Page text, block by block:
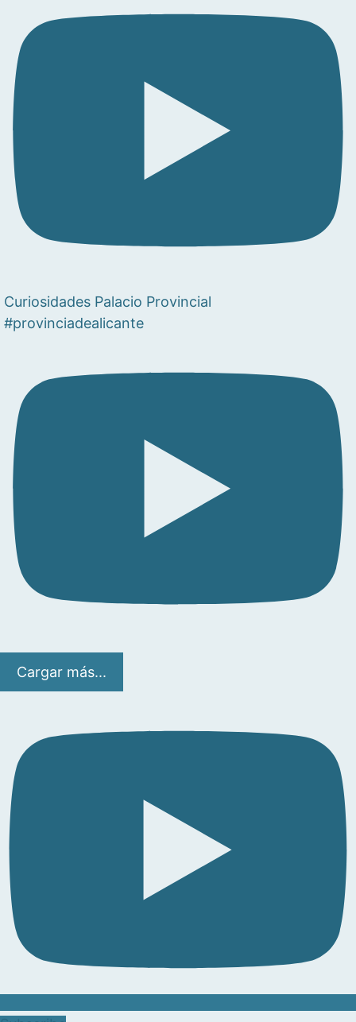
Curiosidades Palacio Provincial
#provinciadealicante
Cargar más...